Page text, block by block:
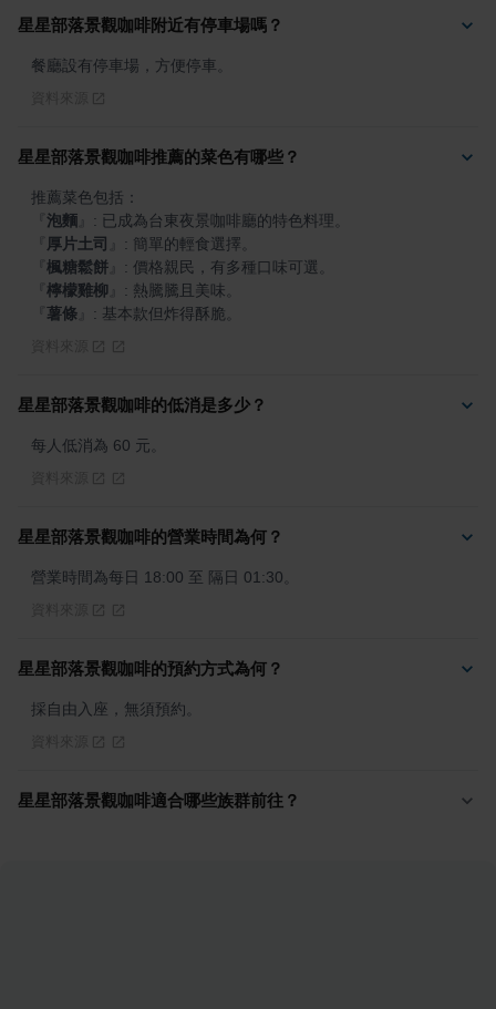
星星部落景觀咖啡附近有停車場嗎？
餐廳設有停車場，方便停車。
星星部落景觀咖啡推薦的菜色有哪些？
泡麵
厚片土司
楓糖鬆餅
檸檬雞柳
薯條 : 基本款但炸得酥脆。
星星部落景觀咖啡的低消是多少？
每人低消為 60 元。
星星部落景觀咖啡的營業時間為何？
營業時間為每日 18:00 至 隔日 01:30。
星星部落景觀咖啡的預約方式為何？
採自由入座，無須預約。
星星部落景觀咖啡適合哪些族群前往？